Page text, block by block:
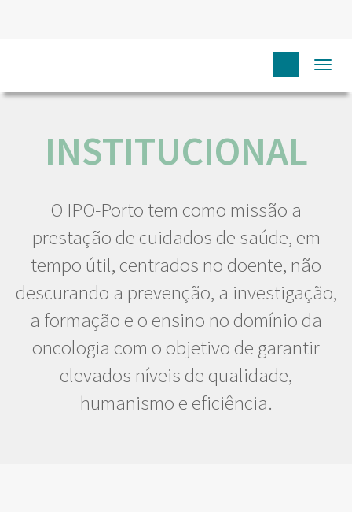
INSTITUCIONAL
O IPO-Porto tem como missão a
prestação de cuidados de saúde, em
tempo útil, centrados no doente, não
descurando a prevenção, a investigação,
a formação e o ensino no domínio da
oncologia com o objetivo de garantir
elevados níveis de qualidade,
humanismo e eficiência.